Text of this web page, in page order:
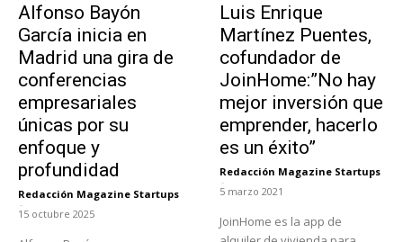
Alfonso Bayón
García inicia en
Madrid una gira de
conferencias
empresariales
únicas por su
enfoque y
profundidad
Redacción Magazine Startups
-
15 octubre 2025
Luis Enrique
Martínez Puentes,
cofundador de
JoinHome:”No hay
mejor inversión que
emprender, hacerlo
es un éxito”
Redacción Magazine Startups
-
5 marzo 2021
JoinHome es la app de